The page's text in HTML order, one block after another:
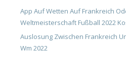
App Auf Wetten Auf Frankreich
Weltmeisterschaft Fußball 2022
Auslosung Zwischen Frankreich
Wm 2022